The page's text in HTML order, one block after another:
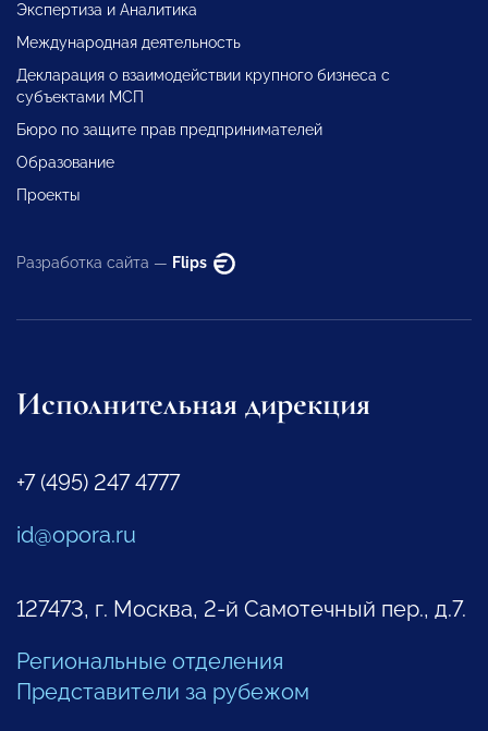
Экспертиза и Аналитика
Международная деятельность
Декларация о взаимодействии крупного бизнеса с
субъектами МСП
Бюро по защите прав предпринимателей
Образование
Проекты
Разработка сайта — Flips
Исполнительная дирекция
+7 (495) 247 4777
id@opora.ru
127473, г. Москва, 2-й Самотечный пер., д.7.
Региональные отделения
Представители за рубежом